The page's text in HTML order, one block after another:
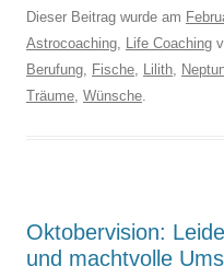
Dieser Beitrag wurde am
Astrocoaching, Life Coaching
Berufung, Fische, Lilith,
Träume, Wünsche.
Oktobervision:
und machtvolle